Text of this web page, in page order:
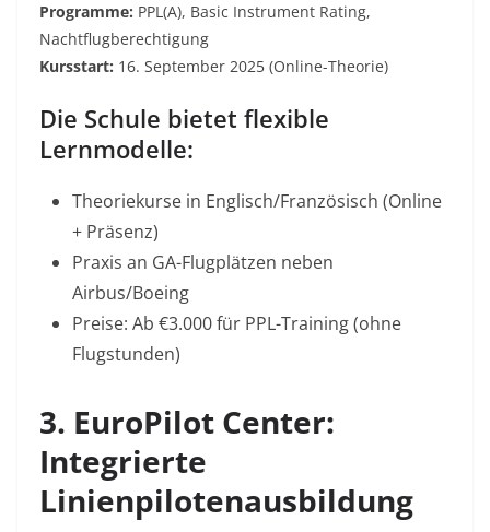
Programme: PPL(A), Basic Instrument Rating,
Nachtflugberechtigung
Kursstart: 16. September 2025 (Online-Theorie)
Die Schule bietet flexible
Lernmodelle:
Theoriekurse in Englisch/Französisch (Online
+ Präsenz)
Praxis an GA-Flugplätzen neben
Airbus/Boeing
Preise: Ab €3.000 für PPL-Training (ohne
Flugstunden)
3. EuroPilot Center:
Integrierte
Linienpilotenausbildung